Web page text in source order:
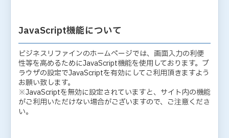
JavaScript機能について
ビジネスリファインのホームページでは、画面入力の利便
性等を高めるためにJavaScript機能を使用しております。ブ
ラウザの設定でJavaScriptを有効にしてご利用頂きますよう
お願い致します。
※JavaScriptを無効に設定されていますと、サイト内の機能
がご利用いただけない場合がございますので、ご注意くださ
い。